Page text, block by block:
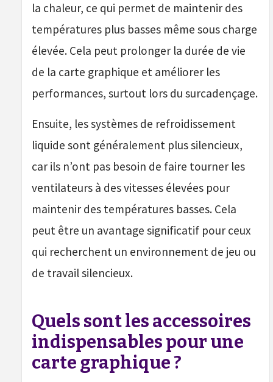
la chaleur, ce qui permet de maintenir des
températures plus basses même sous charge
élevée. Cela peut prolonger la durée de vie
de la carte graphique et améliorer les
performances, surtout lors du surcadençage.
Ensuite, les systèmes de refroidissement
liquide sont généralement plus silencieux,
car ils n’ont pas besoin de faire tourner les
ventilateurs à des vitesses élevées pour
maintenir des températures basses. Cela
peut être un avantage significatif pour ceux
qui recherchent un environnement de jeu ou
de travail silencieux.
Quels sont les accessoires
indispensables pour une
carte graphique ?